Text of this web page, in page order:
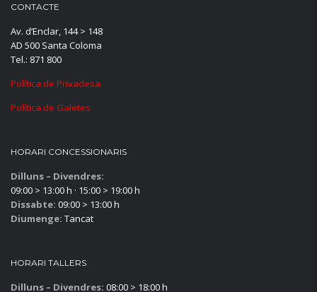
CONTACTE
Av. d’Enclar, 144 > 148
AD 500 Santa Coloma
Tel.: 871 800
Política de Privadesa
Política de Galetes
HORARI CONCESSIONARIS
Dilluns – Divendres:
09:00 > 13:00 h · 15:00 > 19:00 h
Dissabte: 09:00 > 13:00 h
Diumenge: Tancat
HORARI TALLERS
Dilluns – Divendres: 08:00 > 18:00 h